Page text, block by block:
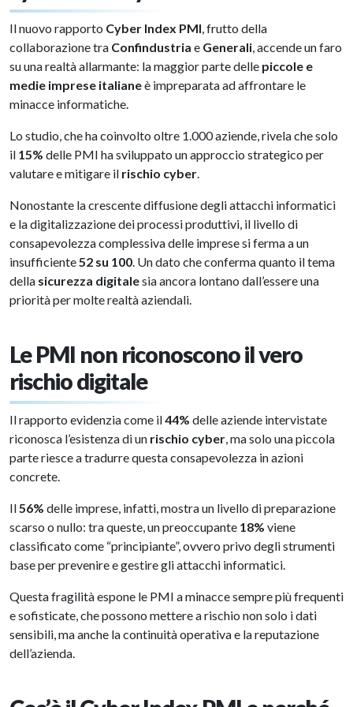
Il nuovo rapporto Cyber Index PMI, frutto della
collaborazione tra Confindustria e Generali, accende un faro
su una realtà allarmante: la maggior parte delle piccole e
medie imprese italianeè impreparata ad affrontare le
minacce informatiche.
Lo studio, che ha coinvolto oltre 1.000 aziende, rivela che solo
il 15% delle PMI ha sviluppato un approccio strategico per
valutare e mitigare il rischio cyber.
Nonostante la crescente diffusione degli attacchi informatici
e la digitalizzazione dei processi produttivi, il livello di
consapevolezza complessiva delle imprese si ferma a un
insufficiente52 su 100. Un dato che conferma quanto il tema
della sicurezza digitalesia ancora lontano dall’essere una
priorità per molte realtà aziendali.
Le PMI non riconoscono il vero
rischio digitale
Il rapporto evidenzia come il44% delle aziende intervistate
riconosca l’esistenza di un rischio cyber, ma solo una piccola
parte riesce a tradurre questa consapevolezza in azioni
concrete.
Il56% delle imprese, infatti, mostra un livello di preparazione
scarso o nullo: tra queste, un preoccupante 18% viene
classificato come “principiante”, ovvero privo degli strumenti
base per prevenire e gestire gli attacchi informatici.
Questa fragilità espone le PMI a minacce sempre più frequenti
e sofisticate, che possono mettere a rischio non solo i dati
sensibili, ma anche la continuità operativa e la reputazione
dell’azienda.